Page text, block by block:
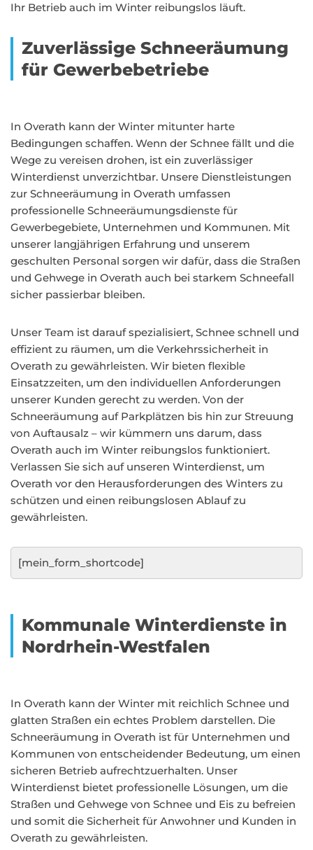
Ihr Betrieb auch im Winter reibungslos läuft.
Zuverlässige Schneeräumung
für Gewerbebetriebe
In Overath kann der Winter mitunter harte
Bedingungen schaffen. Wenn der Schnee fällt und die
Wege zu vereisen drohen, ist ein zuverlässiger
Winterdienst unverzichtbar. Unsere Dienstleistungen
zur Schneeräumung in Overath umfassen
professionelle Schneeräumungsdienste für
Gewerbegebiete, Unternehmen und Kommunen. Mit
unserer langjährigen Erfahrung und unserem
geschulten Personal sorgen wir dafür, dass die Straßen
und Gehwege in Overath auch bei starkem Schneefall
sicher passierbar bleiben.
Unser Team ist darauf spezialisiert, Schnee schnell und
effizient zu räumen, um die Verkehrssicherheit in
Overath zu gewährleisten. Wir bieten flexible
Einsatzzeiten, um den individuellen Anforderungen
unserer Kunden gerecht zu werden. Von der
Schneeräumung auf Parkplätzen bis hin zur Streuung
von Auftausalz – wir kümmern uns darum, dass
Overath auch im Winter reibungslos funktioniert.
Verlassen Sie sich auf unseren Winterdienst, um
Overath vor den Herausforderungen des Winters zu
schützen und einen reibungslosen Ablauf zu
gewährleisten.
[mein_form_shortcode]
Kommunale Winterdienste in
Nordrhein-Westfalen
In Overath kann der Winter mit reichlich Schnee und
glatten Straßen ein echtes Problem darstellen. Die
Schneeräumung in Overath ist für Unternehmen und
Kommunen von entscheidender Bedeutung, um einen
sicheren Betrieb aufrechtzuerhalten. Unser
Winterdienst bietet professionelle Lösungen, um die
Straßen und Gehwege von Schnee und Eis zu befreien
und somit die Sicherheit für Anwohner und Kunden in
Overath zu gewährleisten.